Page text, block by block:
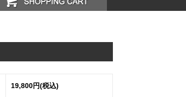
19,800円(税込)